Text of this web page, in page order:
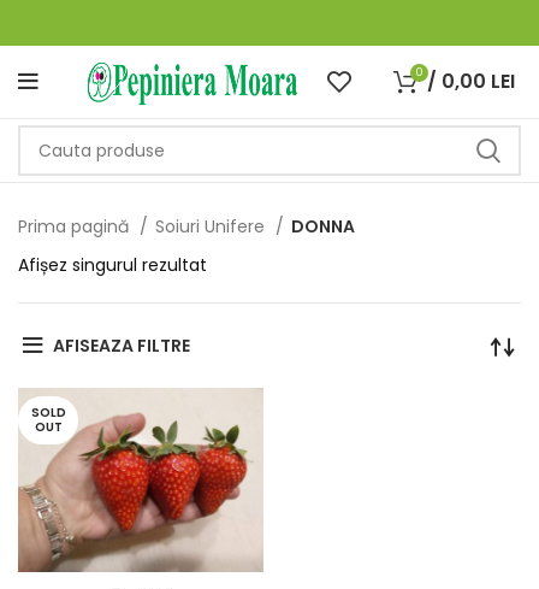
0 / 0,00 LEI
Prima pagină Soiuri Unifere
DONNA
Afișez singurul rezultat
AFISEAZA FILTRE
SOLD
OUT